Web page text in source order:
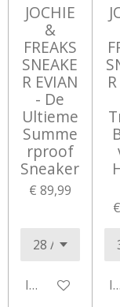
JOCHIE
&
FREAKS
SNEAKE
R EVIAN
- De
Ultieme
Summe
rproof
Sneaker
€ 89,99
In winkelwagen